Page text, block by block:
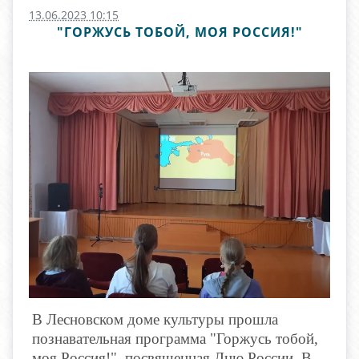
13.06.2023 10:15
"ГОРЖУСЬ ТОБОЙ, МОЯ РОССИЯ!"
В Лесновском доме культуры прошла
познавательная программа "Горжусь тобой,